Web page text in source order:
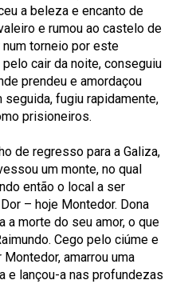
a beleza e encanto de
e rumou ao castelo de
torneio por este
cair da noite, conseguiu
prendeu e amordaçou
seguida, fugiu rapidamente,
prisioneiros.
de regresso para a Galiza,
um monte, no qual
então o local a ser
– hoje Montedor. Dona
a morte do seu amor, o que
Cego pelo ciúme e
amarrou uma
e lançou-a nas profundezas